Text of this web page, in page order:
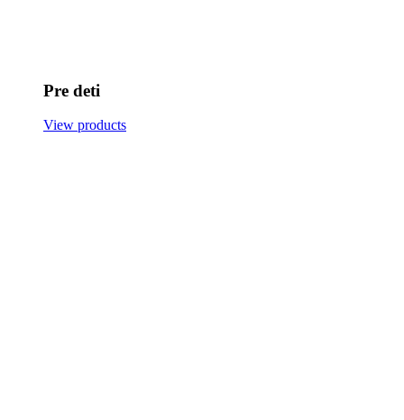
Pre deti
View products